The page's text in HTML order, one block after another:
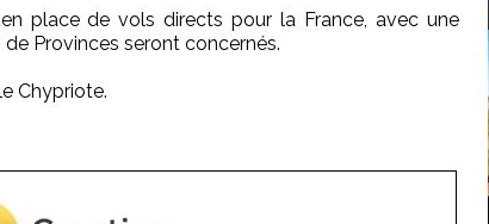
place de vols directs pour la France, avec une
Provinces seront concernés.
Chypriote.